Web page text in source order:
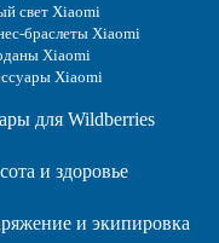
свет Xiaomi
браслеты Xiaomi
Xiaomi
Xiaomi
для Wildberries
и здоровье
и экипировка